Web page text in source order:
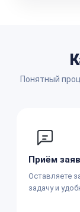
Понятный
Приём
Оставляете
задачу и